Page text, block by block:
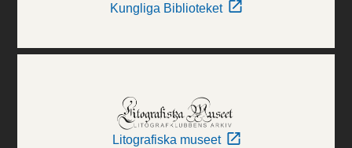
Kungliga Biblioteket
Litografiska museet